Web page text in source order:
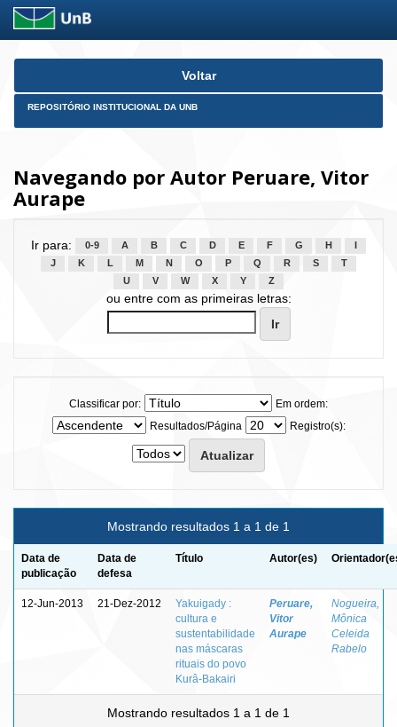
Skip
Voltar
REPOSITÓRIO INSTITUCIONAL DA UNB
Navegando por Autor Peruare, Vitor
Aurape
Ir para: 0-9 A B C D E F G H
J
K L M N O P Q R S
T
U
V W X Y Z
ou entre com as primeiras letras:
Classificar por:
Em ordem:
Resultados/Página
Registro(s):
Mostrando resultados 1 a 1 de 1
Data de
publicação
Data de
defesa
Título Autor(es)
12-Jun-2013 21-Dez-2012
Yakuigady :
cultura e
sustentabilidade
nas máscaras
rituais do povo
Kurâ-Bakairi
Peruare,
Vitor
Aurape
Nogueira,
Mônica
Celeida
Rabelo
Mostrando resultados 1 a 1 de 1